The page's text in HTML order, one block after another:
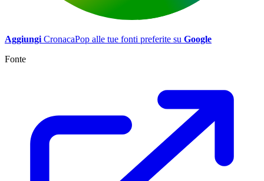
Aggiungi CronacaPop alle tue fonti preferite su Google
Fonte